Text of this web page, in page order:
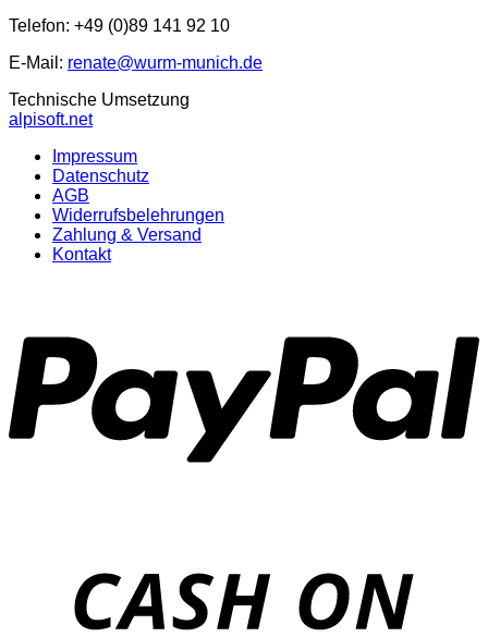
Telefon: +49 (0)89 141 92 10
E-Mail: renate@wurm-munich.de
Technische Umsetzung
alpisoft.net
Impressum
Datenschutz
AGB
Widerrufsbelehrungen
Zahlung & Versand
Kontakt